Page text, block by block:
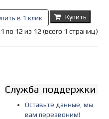
в 1 клик
Купить
по 12 из 12 (всего 1 страниц)
Служба поддержки
Оставьте данные, мы
вам перезвоним!